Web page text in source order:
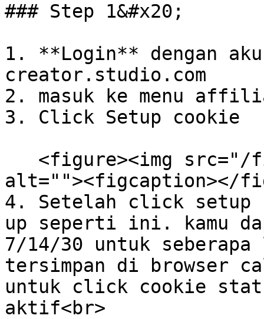
### Step 1&#x20;
1. **Login** dengan
creator.studio.com
2. masuk ke menu
3. Click Setup cookie
alt=""><figcaption></
4. Setelah click setup
up seperti ini. kamu
7/14/30 untuk
tersimpan di browser
untuk click cookie
aktif<br>